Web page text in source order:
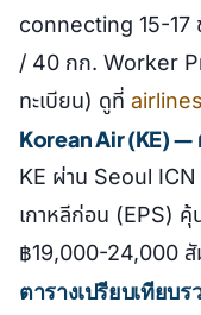
connecting 15-17
/ 40 กก. Worker
ทะเบียน) ดูที่
Korean Air (KE) —
KE ผ่าน Seoul ICN
เกาหลีก่อน (EPS) คุ้
฿19,000-24,000 สั
ตารางเปรียบเทียบร